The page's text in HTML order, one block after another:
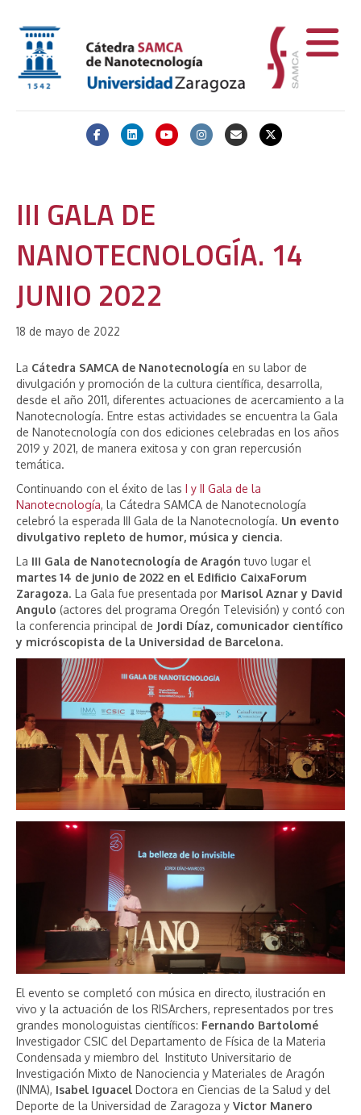
FacebookLinkedinYoutubeInstagramEmail X-twitter
III GALA DE
NANOTECNOLOGÍA. 14
JUNIO 2022
18 de mayo de 2022
La Cátedra SAMCA de Nanotecnología en su labor de
divulgación y promoción de la cultura científica, desarrolla,
desde el año 2011, diferentes actuaciones de acercamiento a la
Nanotecnología. Entre estas actividades se encuentra la Gala
de Nanotecnología con dos ediciones celebradas en los años
2019 y 2021, de manera exitosa y con gran repercusión
temática.
Continuando con el éxito de las I y II Gala de la
Nanotecnología, la Cátedra SAMCA de Nanotecnología
celebró la esperada III Gala de la Nanotecnología. Un evento
divulgativo repleto de humor, música y ciencia.
La III Gala de Nanotecnología de Aragón tuvo lugar el
martes 14 de junio de 2022 en el Edificio CaixaForum
Zaragoza. La Gala fue presentada por Marisol Aznar y David
Angulo (actores del programa Oregón Televisión) y contó con
la conferencia principal de Jordi Díaz, comunicador científico
y micróscopista de la Universidad de Barcelona.
El evento se completó con música en directo, ilustración en
vivo y la actuación de los RISArchers, representados por tres
grandes monologuistas científicos: Fernando Bartolomé
Investigador CSIC del Departamento de Física de la Materia
Condensada y miembro del Instituto Universitario de
Investigación Mixto de Nanociencia y Materiales de Aragón
(INMA), Isabel Iguacel Doctora en Ciencias de la Salud y del
Deporte de la Universidad de Zaragoza y Victor Manero